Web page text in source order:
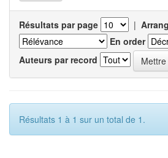
Résultats par page |
En order
Auteurs par record
Résultats 1 à 1 sur un total de 1.